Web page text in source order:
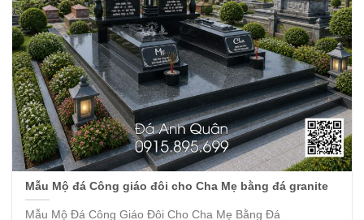
Mẫu Mộ đá Công giáo đôi cho Cha Mẹ bằng đá granite
Mẫu Mộ Đá Công Giáo Đôi Cho Cha Mẹ Bằng Đá